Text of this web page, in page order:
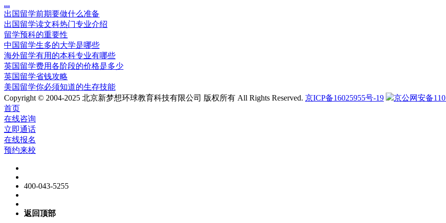
...
出国留学前期要做什么准备
出国留学读文科热门专业介绍
留学预科的重要性
中国留学生多的大学是哪些
海外留学有用的本科专业有哪些
英国留学费用各阶段的价格是多少
英国留学省钱攻略
美国留学你必须知道的生存技能
Copyright © 2004-2025 北京新梦想环球教育科技有限公司 版权所有 All Rights Reserved. 京ICP备16025955号-19
京公网安备
首页
在线咨询
立即通话
在线报名
预约来校
400-043-5255
返回顶部